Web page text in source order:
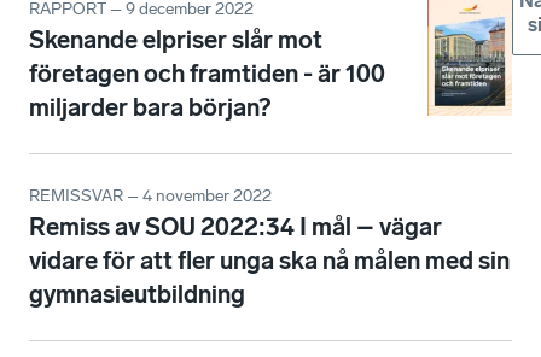
RAPPORT – 9 december 2022
Skenande elpriser slår mot
företagen och framtiden - är 100
miljarder bara början?
REMISSVAR – 4 november 2022
Remiss av SOU 2022:34 I mål – vägar
vidare för att fler unga ska nå målen med sin
gymnasieutbildning